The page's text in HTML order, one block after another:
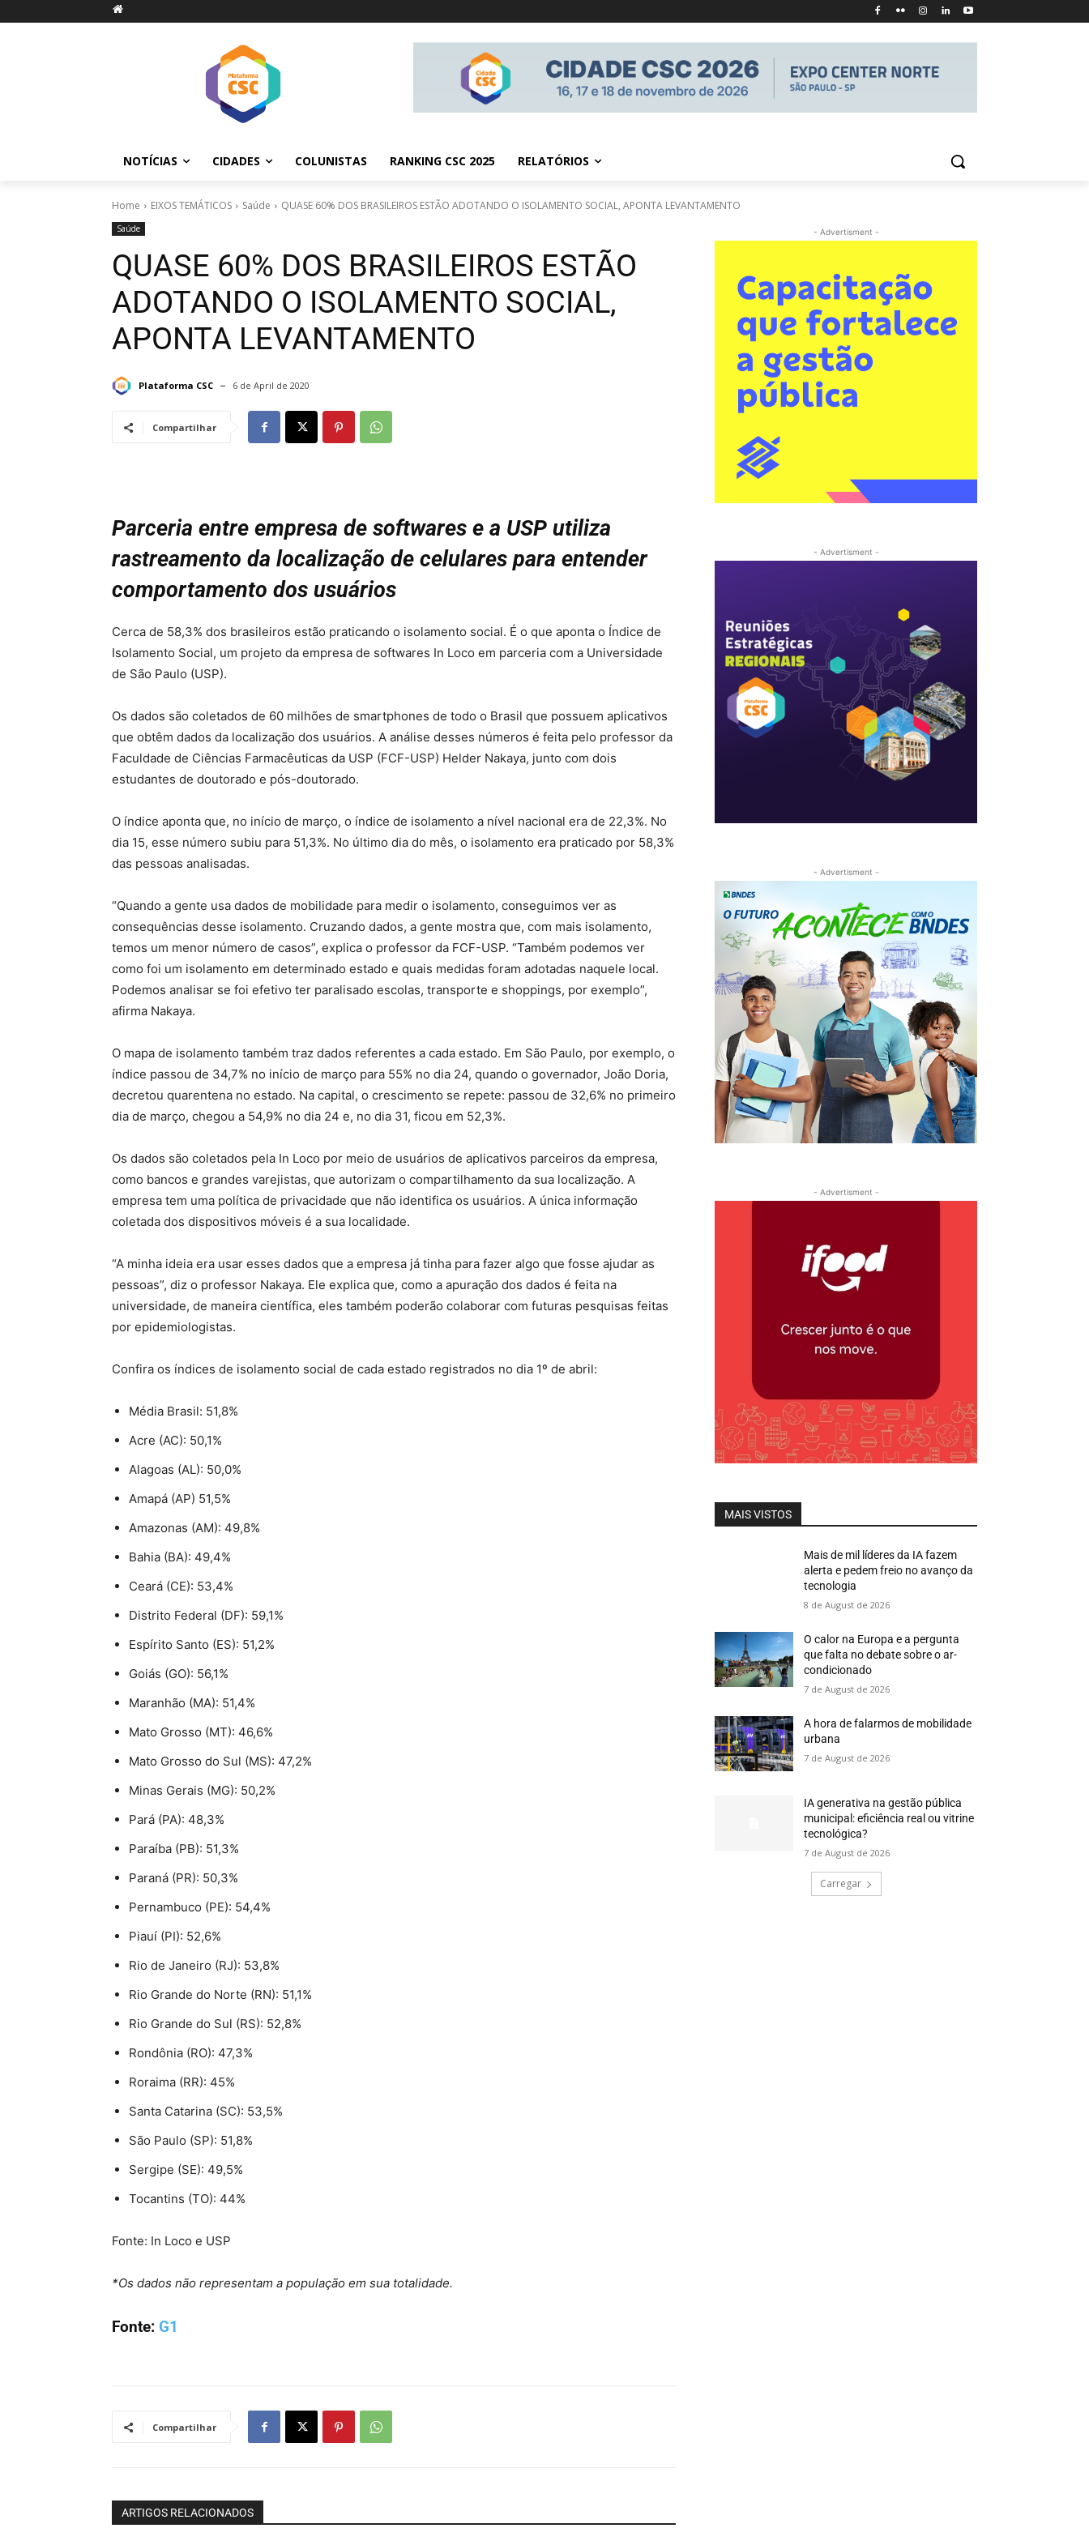
NOTÍCIAS CIDADES COLUNISTAS RANKING CSC 2025 RELATÓRIOS
Home EIXOS TEMÁTICOS Saúde QUASE 60% DOS BRASILEIROS ESTÃO ADOTANDO O ISOLAMENTO SOCIAL, APONTA LEVANTAMENTO
Saúde
QUASE 60% DOS BRASILEIROS ESTÃO
ADOTANDO O ISOLAMENTO SOCIAL,
APONTA LEVANTAMENTO
Plataforma CSC 6 de April de 2020
Compartilhar
Parceria entre empresa de softwares e a USP utiliza
rastreamento da localização de celulares para entender
comportamento dos usuários
Cerca de 58,3% dos brasileiros estão praticando o isolamento social. É o que aponta o Índice de
Isolamento Social, um projeto da empresa de softwares In Loco em parceria com a Universidade
de São Paulo (USP).
Os dados são coletados de 60 milhões de smartphones de todo o Brasil que possuem aplicativos
que obtêm dados da localização dos usuários. A análise desses números é feita pelo professor da
Faculdade de Ciências Farmacêuticas da USP (FCF-USP) Helder Nakaya, junto com dois
estudantes de doutorado e pós-doutorado.
O índice aponta que, no início de março, o índice de isolamento a nível nacional era de 22,3%. No
dia 15, esse número subiu para 51,3%. No último dia do mês, o isolamento era praticado por 58,3%
das pessoas analisadas.
“Quando a gente usa dados de mobilidade para medir o isolamento, conseguimos ver as
consequências desse isolamento. Cruzando dados, a gente mostra que, com mais isolamento,
temos um menor número de casos”, explica o professor da FCF-USP. “Também podemos ver
como foi um isolamento em determinado estado e quais medidas foram adotadas naquele local.
Podemos analisar se foi efetivo ter paralisado escolas, transporte e shoppings, por exemplo”,
afirma Nakaya.
O mapa de isolamento também traz dados referentes a cada estado. Em São Paulo, por exemplo, o
índice passou de 34,7% no início de março para 55% no dia 24, quando o governador, João Doria,
decretou quarentena no estado. Na capital, o crescimento se repete: passou de 32,6% no primeiro
dia de março, chegou a 54,9% no dia 24 e, no dia 31, ficou em 52,3%.
Os dados são coletados pela In Loco por meio de usuários de aplicativos parceiros da empresa,
como bancos e grandes varejistas, que autorizam o compartilhamento da sua localização. A
empresa tem uma política de privacidade que não identifica os usuários. A única informação
coletada dos dispositivos móveis é a sua localidade.
“A minha ideia era usar esses dados que a empresa já tinha para fazer algo que fosse ajudar as
pessoas”, diz o professor Nakaya. Ele explica que, como a apuração dos dados é feita na
universidade, de maneira científica, eles também poderão colaborar com futuras pesquisas feitas
por epidemiologistas.
Confira os índices de isolamento social de cada estado registrados no dia 1º de abril:
Média Brasil: 51,8%
Acre (AC): 50,1%
Alagoas (AL): 50,0%
Amapá (AP) 51,5%
Amazonas (AM): 49,8%
Bahia (BA): 49,4%
Ceará (CE): 53,4%
Distrito Federal (DF): 59,1%
Espírito Santo (ES): 51,2%
Goiás (GO): 56,1%
Maranhão (MA): 51,4%
Mato Grosso (MT): 46,6%
Mato Grosso do Sul (MS): 47,2%
Minas Gerais (MG): 50,2%
Pará (PA): 48,3%
Paraíba (PB): 51,3%
Paraná (PR): 50,3%
Pernambuco (PE): 54,4%
Piauí (PI): 52,6%
Rio de Janeiro (RJ): 53,8%
Rio Grande do Norte (RN): 51,1%
Rio Grande do Sul (RS): 52,8%
Rondônia (RO): 47,3%
Roraima (RR): 45%
Santa Catarina (SC): 53,5%
São Paulo (SP): 51,8%
Sergipe (SE): 49,5%
Tocantins (TO): 44%
Fonte: In Loco e USP
*Os dados não representam a população em sua totalidade.
Fonte: G1
Compartilhar
ARTIGOS RELACIONADOS
- Advertisment -
- Advertisment -
- Advertisment -
- Advertisment -
MAIS VISTOS
Mais de mil líderes da IA fazem
alerta e pedem freio no avanço da
tecnologia
8 de August de 2026
O calor na Europa e a pergunta
que falta no debate sobre o ar-
condicionado
7 de August de 2026
A hora de falarmos de mobilidade
urbana
7 de August de 2026
IA generativa na gestão pública
municipal: eficiência real ou vitrine
tecnológica?
7 de August de 2026
Carregar